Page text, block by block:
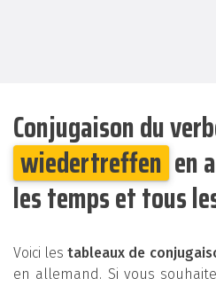
Conjugaison du
wiedertreffen en
les temps et tous
Voici lestableaux de
en allemand. Si vous